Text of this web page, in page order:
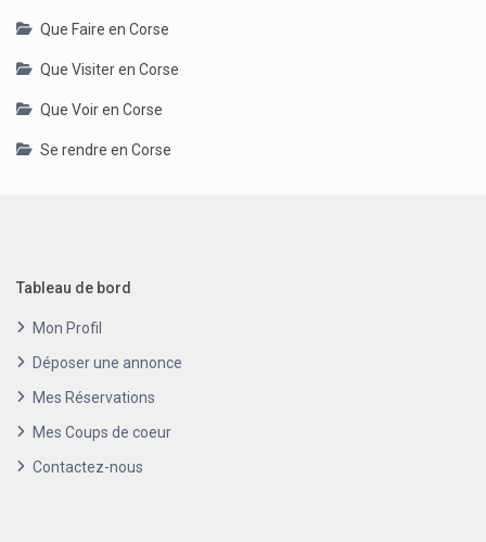
Que Faire en Corse
Que Visiter en Corse
Que Voir en Corse
Se rendre en Corse
Tableau de bord
Mon Profil
Déposer une annonce
Mes Réservations
Mes Coups de coeur
Contactez-nous